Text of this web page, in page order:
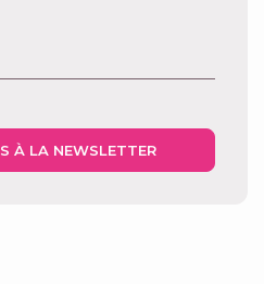
À LA NEWSLETTER